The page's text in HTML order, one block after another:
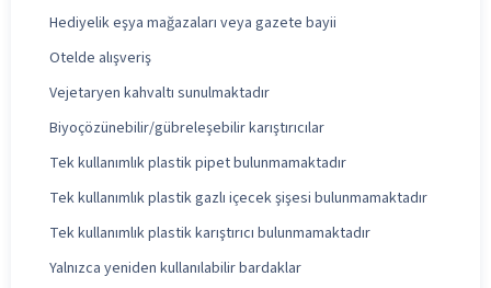
Hediyelik eşya mağazaları veya gazete bayii
Otelde alışveriş
Vejetaryen kahvaltı sunulmaktadır
Biyoçözünebilir/gübreleşebilir karıştırıcılar
Tek kullanımlık plastik pipet bulunmamaktadır
Tek kullanımlık plastik gazlı içecek şişesi bulunmamaktadır
Tek kullanımlık plastik karıştırıcı bulunmamaktadır
Yalnızca yeniden kullanılabilir bardaklar